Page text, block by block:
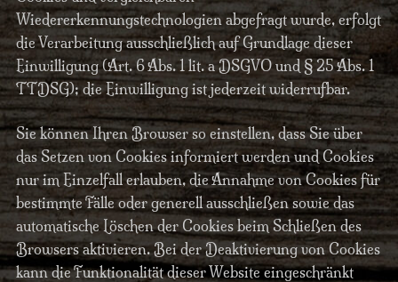
Wiedererkennungstechnologien abgefragt wurde, erfolgt
die Verarbeitung ausschließlich auf Grundlage dieser
Einwilligung (Art. 6 Abs. 1 lit. a DSGVO und § 25 Abs. 1
TTDSG); die Einwilligung ist jederzeit widerrufbar.
Sie können Ihren Browser so einstellen, dass Sie über
das Setzen von Cookies informiert werden und Cookies
nur im Einzelfall erlauben, die Annahme von Cookies für
bestimmte Fälle oder generell ausschließen sowie das
automatische Löschen der Cookies beim Schließen des
Browsers aktivieren. Bei der Deaktivierung von Cookies
kann die Funktionalität dieser Website eingeschränkt